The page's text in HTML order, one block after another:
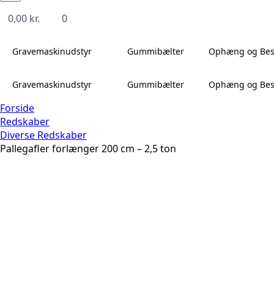
0,00 kr. 0
Gravemaskinudstyr Gummibælter Ophæng og
Gravemaskinudstyr Gummibælter Ophæng og
Forside
Redskaber
Diverse Redskaber
Pallegafler forlænger 200 cm – 2,5 ton